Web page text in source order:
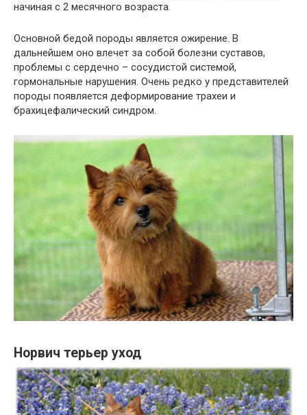
начиная с 2 месячного возраста.
Основной бедой породы является ожирение. В
дальнейшем оно влечет за собой болезни суставов,
проблемы с сердечно – сосудистой системой,
гормональные нарушения. Очень редко у представителей
породы появляется деформирование трахеи и
брахицефалический синдром.
Норвич терьер уход